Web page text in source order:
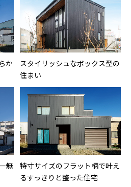
か
スタイリッシュなボックス型の
住まい
無
特寸サイズのフラット柄で叶え
るすっきりと整った住宅